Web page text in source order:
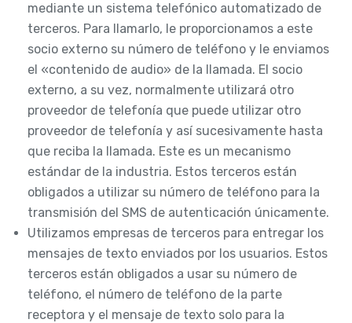
mediante un sistema telefónico automatizado de
terceros. Para llamarlo, le proporcionamos a este
socio externo su número de teléfono y le enviamos
el «contenido de audio» de la llamada. El socio
externo, a su vez, normalmente utilizará otro
proveedor de telefonía que puede utilizar otro
proveedor de telefonía y así sucesivamente hasta
que reciba la llamada. Este es un mecanismo
estándar de la industria. Estos terceros están
obligados a utilizar su número de teléfono para la
transmisión del SMS de autenticación únicamente.
Utilizamos empresas de terceros para entregar los
mensajes de texto enviados por los usuarios. Estos
terceros están obligados a usar su número de
teléfono, el número de teléfono de la parte
receptora y el mensaje de texto solo para la